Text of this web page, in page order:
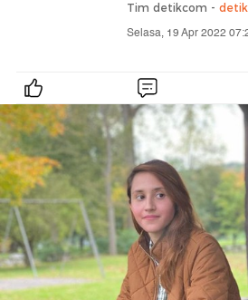
Tim detikcom -
Selasa, 19 Apr 2022